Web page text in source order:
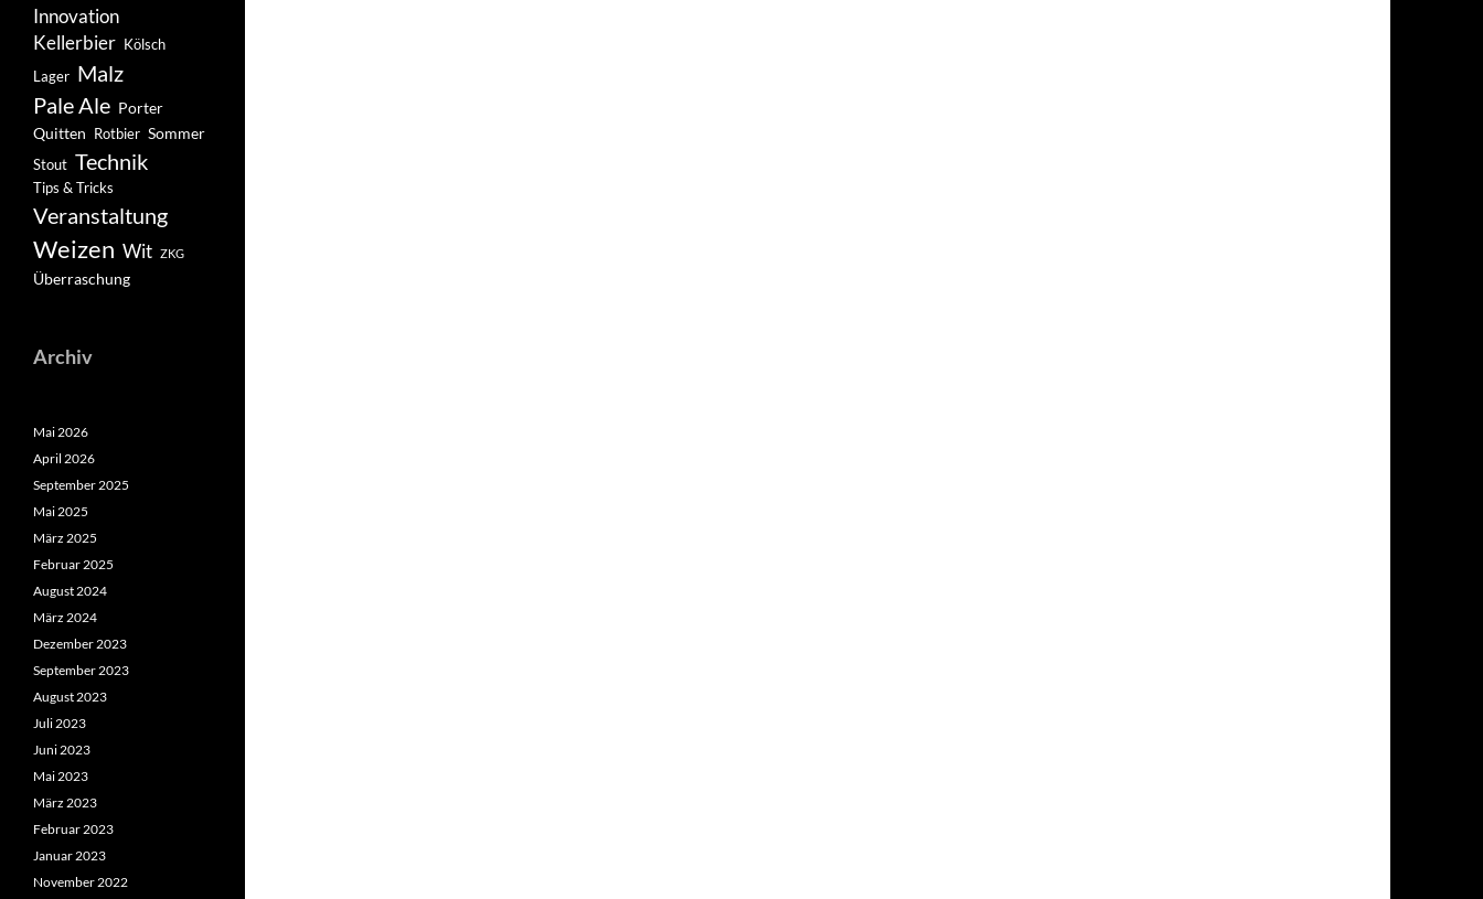
Innovation
Kellerbier Kölsch
Lager Malz
Pale Ale Porter
Quitten Rotbier Sommer
Stout Technik
Tips & Tricks
Veranstaltung
Weizen Wit ZKG
Überraschung
Archiv
Mai 2026
April 2026
September 2025
Mai 2025
März 2025
Februar 2025
August 2024
März 2024
Dezember 2023
September 2023
August 2023
Juli 2023
Juni 2023
Mai 2023
März 2023
Februar 2023
Januar 2023
November 2022